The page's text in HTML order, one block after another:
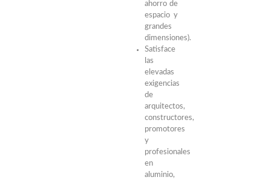
ahorro de
espacio y
grandes
dimensiones).
Satisface
las
elevadas
exigencias
de
arquitectos,
constructores,
promotores
y
profesionales
en
aluminio,